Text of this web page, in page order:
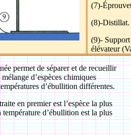
(8)‑Distillat.
(9)- Support
élévateur
permet de séparer et de recueillir
d’espèces chimiques
d’ébullition différentes.
en premier est l’espèce la plus
d’ébullition est la plus